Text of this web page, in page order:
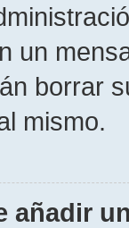
un
borrar
mismo.
añadir